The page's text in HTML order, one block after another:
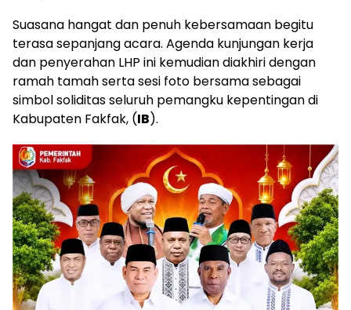
​Suasana hangat dan penuh kebersamaan begitu
terasa sepanjang acara. Agenda kunjungan kerja
dan penyerahan LHP ini kemudian diakhiri dengan
ramah tamah serta sesi foto bersama sebagai
simbol soliditas seluruh pemangku kepentingan di
Kabupaten Fakfak, (IB).